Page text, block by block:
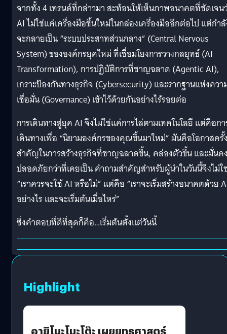
จากทั้ง 4 เทรนด์ที่กล่าวมา สะท้อนให้เห็นภาพอนาคตที่ชัดเจน
AI ไม่ใช่แค่เครื่องมือชิ้นใหม่ในกล่องเครื่องมืออีกต่อไป แต่กำ
จะกลายเป็น “ระบบประสาทส่วนกลาง” (Central Nervous
System) ขององค์กรยุคใหม่ ที่เชื่อมโยงการวางกลยุทธ์ (AI
Transformation), การปฏิบัติการที่ชาญฉลาด (Agentic AI),
เกราะป้องกันทางธุรกิจ (Cybersecurity) และรากฐานแห่งควา
เชื่อมั่น (Governance) เข้าไว้ด้วยกันอย่างไร้รอยต่อ
การเดินทางสู่ยุค AI จึงไม่ใช่แค่การไล่ตามเทคโนโลยี แต่คือก
เดินทางเพื่อ “นิยามองค์กรของคุณขึ้นมาใหม่” มันคือโอกาสครั้
สำคัญในการสร้างธุรกิจที่ชาญฉลาดขึ้น, คล่องตัวขึ้น และมั่นค
ปลอดภัยกว่าที่เคยเป็น คำถามสำคัญสำหรับผู้นำในวันนี้จึงไม่ใ
“เราควรจะใช้ AI หรือไม่” แต่คือ “เราจะเริ่มสร้างอนาคตด้วย
อย่างไร และจะเริ่มต้นเมื่อไหร่”
ซึ่งคำตอบที่ดีที่สุดก็คือ…เริ่มต้นตั้งแต่วันนี้
Highlight
อายิโนะโมะโต๊ะ เผยยุทธศาสตร์